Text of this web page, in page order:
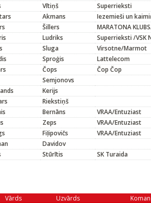
Vītiņš
Superrieksti
Akmans
Iezemieši un
Šillers
MARATONA
Ludriks
Superrieksti /VSK
Sluga
Virsotne/Marmot
Sproģis
Lattelecom
Čops
Čop Čop
Semjonovs
Kerijs
Riekstiņš
Bernāns
VRAA/Entuziast
Zeps
VRAA/Entuziast
Fiļipovičs
VRAA/Entuziast
Davidov
Stūrītis SK Turaida
Vārds Uzvārds